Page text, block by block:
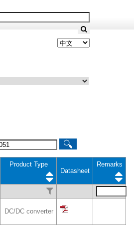
Product Type
Datasheet
Remarks
DC/DC converter